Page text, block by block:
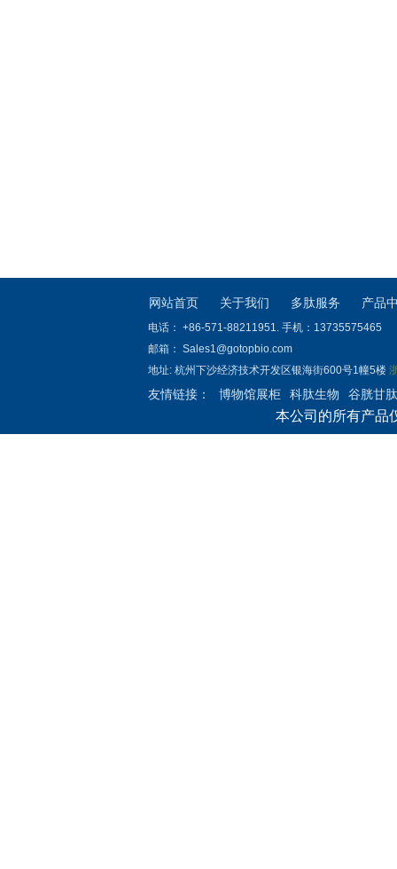
网站首页 关于我们 多肽服务 产品
电话： +86-571-88211951. 手机：13735575465
邮箱： Sales1@gotopbio.com
地址: 杭州下沙经济技术开发区银海街600号1幢5楼
友情链接： 博物馆展柜 科肽生物 谷胱甘
浙江化工原料 装修网 中国旅游网
本公司的所有产品